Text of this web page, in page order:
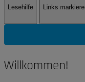
Lesehilfe Links
Willkommen!